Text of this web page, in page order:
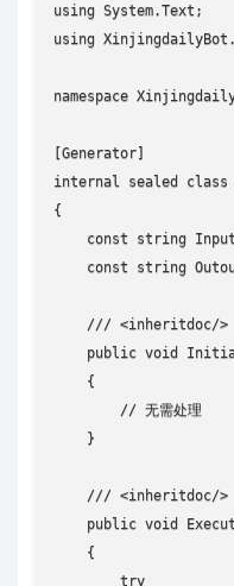
using System.Text;
using
namespace
[Generator]
internal sealed class
{
const string
const string
    /// <inheritdoc/>
public void
    {
        // 无需处理
    }
    /// <inheritdoc/>
public void
    {
        try